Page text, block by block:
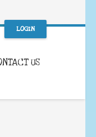
LOGIN
US